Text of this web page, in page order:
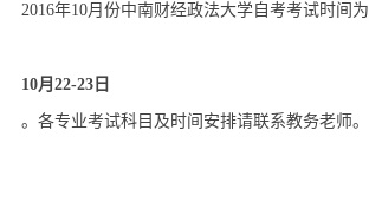
2016年10月份中南财经政法大学自考考试时间为
10月22-23日
。各专业考试科目及时间安排请联系教务老师。